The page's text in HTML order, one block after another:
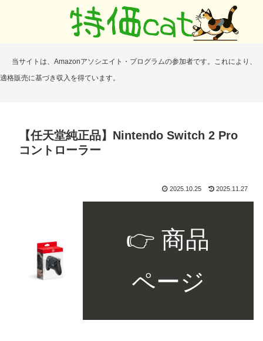
当サイトは、Amazonアソシエイト・プログラムの参加者です。これにより、
適格販売に基づき収入を得ています。
【任天堂純正品】Nintendo Switch 2 Pro
コントローラー
2025.10.25 2025.11.27
👉 商品
ページ